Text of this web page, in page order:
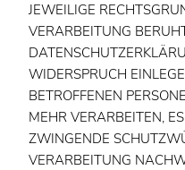
JEWEILIGE
VERARBEITUNG
WIDERSPRUCH
BETROFFENEN
MEHR VERARBEITEN,
ZWINGENDE
VERARBEITUNG